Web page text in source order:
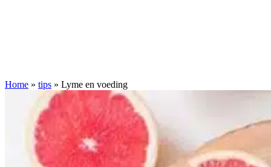
Home » tips » Lyme en voeding